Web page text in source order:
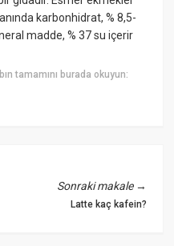
karbonhidrat, % 8,5-
madde, % 37 su içerir
tamamını burada okuyun:
Sonraki makale→
Latte kaç kafein?